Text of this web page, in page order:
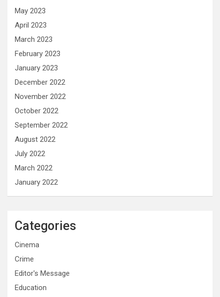
May 2023
April 2023
March 2023
February 2023
January 2023
December 2022
November 2022
October 2022
September 2022
August 2022
July 2022
March 2022
January 2022
Categories
Cinema
Crime
Editor's Message
Education